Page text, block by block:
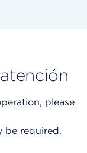
please
be required.